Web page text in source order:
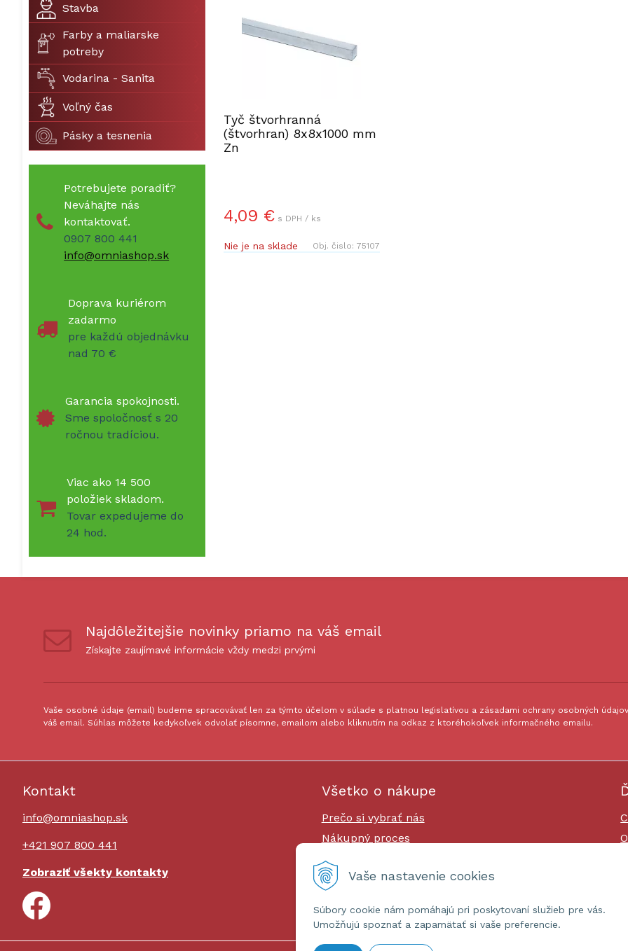
Vaše nastavenie cookies
Súbory cookie nám pomáhajú pri poskytovaní služieb pre vás.
Umožňujú spoznať a zapamätať si vaše preferencie.
Tyč štvorhranná
(štvorhran) 8x8x1000 mm
Zn
4,09 € s DPH / ks
Nie je na sklade Obj. čislo:75107
Stavba
Farby a maliarske
potreby
Vodarina - Sanita
Voľný čas
Pásky a tesnenia
Potrebujete poradiť?
Neváhajte nás
kontaktovať.
0907 800 441
info@omniashop.sk
Doprava kuriérom
zadarmo
pre každú objednávku
nad 70 €
Garancia spokojnosti.
Sme spoločnosť s 20
ročnou tradíciou.
Viac ako 14 500
položiek skladom.
Tovar expedujeme do
24 hod.
Najdôležitejšie novinky priamo na váš email
Získajte zaujímavé informácie vždy medzi prvými
Vaše osobné údaje (email) budeme spracovávať len za týmto účelom v súlade s platnou legislatívou a zásadami ochrany osobných
váš email. Súhlas môžete kedykoľvek odvolať písomne, emailom alebo kliknutím na odkaz z ktoréhokoľvek informačného emailu.
Kontakt
info@omniashop.sk
+421 907 800 441
Zobraziť všekty kontakty
Všetko o nákupe
Prečo si vybrať nás
Nákupný proces
Platby a doprava
Reklamačný poriadok